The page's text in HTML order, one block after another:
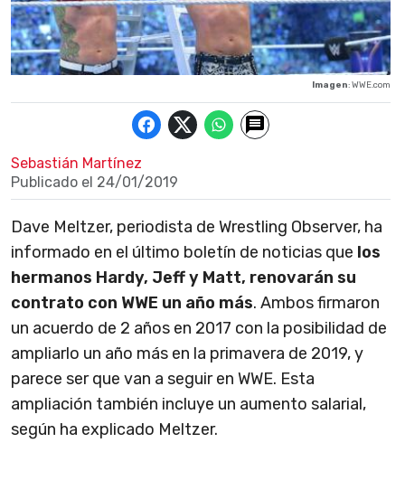
Imagen: WWE.com
Sebastián Martínez
Publicado el 24/01/2019
Dave Meltzer, periodista de Wrestling Observer, ha
informado en el último boletín de noticias que los
hermanos Hardy, Jeff y Matt, renovarán su
contrato con WWE un año más. Ambos firmaron
un acuerdo de 2 años en 2017 con la posibilidad de
ampliarlo un año más en la primavera de 2019, y
parece ser que van a seguir en WWE. Esta
ampliación también incluye un aumento salarial,
según ha explicado Meltzer.